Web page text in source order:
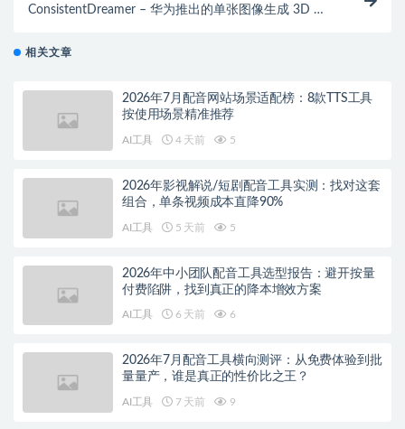
ConsistentDreamer – 华为推出的单张图像生成 3D 资
相关文章
2026年7月配音网站场景适配榜：8款TTS工具
按使用场景精准推荐
AI工具 4 天前 5
2026年影视解说/短剧配音工具实测：找对这套
组合，单条视频成本直降90%
AI工具 5 天前 5
2026年中小团队配音工具选型报告：避开按量
付费陷阱，找到真正的降本增效方案
AI工具 6 天前 6
2026年7月配音工具横向测评：从免费体验到批
量量产，谁是真正的性价比之王？
AI工具 7 天前 9